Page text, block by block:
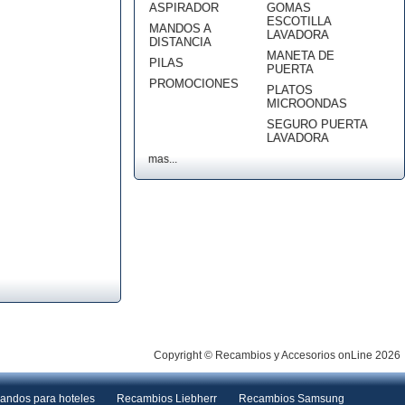
ASPIRADOR
MANDOS A
DISTANCIA
PILAS
PROMOCIONES
GOMAS
ESCOTILLA
LAVADORA
MANETA DE
PUERTA
PLATOS
MICROONDAS
SEGURO PUERTA
LAVADORA
mas...
Copyright © Recambios y Accesorios onLine 2026
para hoteles Recambios Liebherr Recambios Samsung